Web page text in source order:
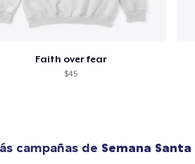
Faith over fear
$45
campañas de Semana Santa